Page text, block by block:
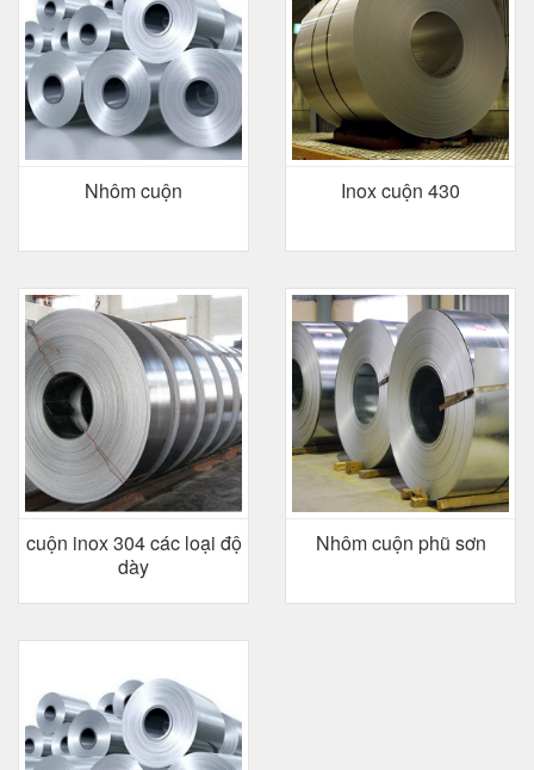
Nhôm cuộn Inox cuộn 430
cuộn inox 304 các loại độ
dày
Nhôm cuộn phũ sơn